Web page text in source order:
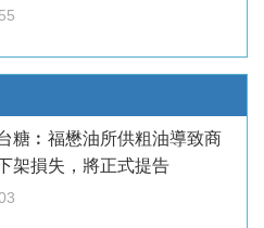
糖︰福懋油所供粗油導致商
架損失，將正式提告